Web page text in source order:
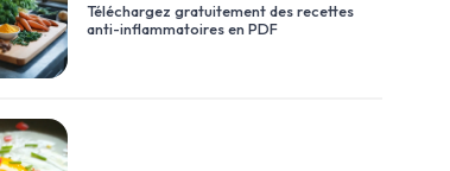
Téléchargez gratuitement des recettes
anti-inflammatoires en PDF